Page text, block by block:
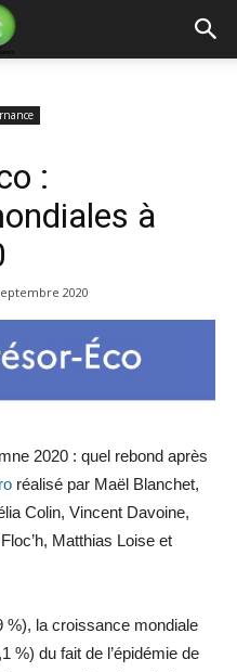
:
à
2020
2020 : quel rebond après
réalisé par Maël Blanchet,
Colin, Vincent Davoine,
Matthias Loise et
%), la croissance mondiale
%) du fait de l’épidémie de